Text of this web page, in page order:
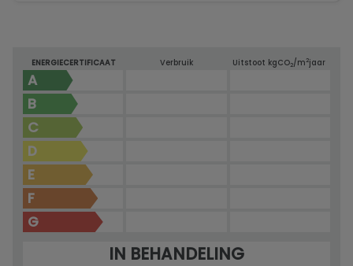
ENERGIECERTIFICAAT Verbruik Uitstoot kgCO2/m2jaar
A
B
C
D
E
F
G
IN BEHANDELING